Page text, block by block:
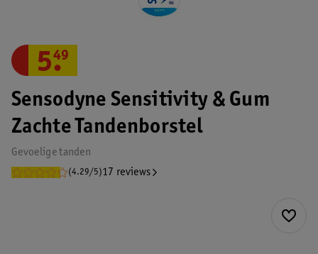
Sensodyne Sensitivity & Gum
Zachte Tandenborstel
Gevoelige tanden
(4.29/5)17 reviews
5.
49